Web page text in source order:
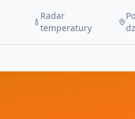
Radar
temperatury